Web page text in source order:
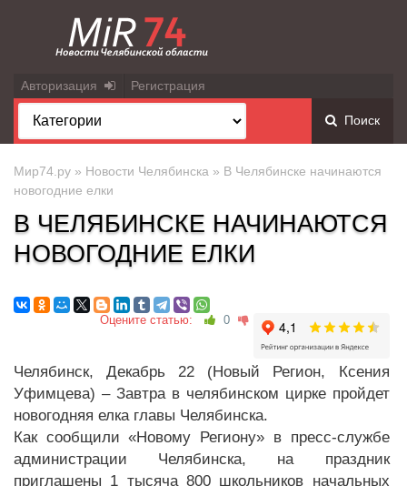
Авторизация Регистрация
Поиск
Мир74.ру » Новости Челябинска » В Челябинске начинаются
новогодние елки
В ЧЕЛЯБИНСКЕ НАЧИНАЮТСЯ
НОВОГОДНИЕ ЕЛКИ
Оцените статью: 0
Челябинск, Декабрь 22 (Новый Регион, Ксения
Уфимцева) – Завтра в челябинском цирке пройдет
новогодняя елка главы Челябинска.
Как сообщили «Новому Региону» в пресс-службе
администрации Челябинска, на праздник
приглашены 1 тысяча 800 школьников начальных